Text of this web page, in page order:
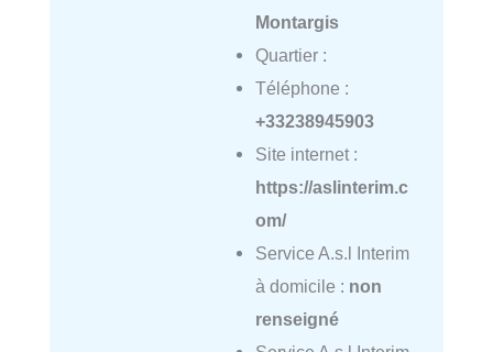
Montargis
Quartier :
Téléphone :
+33238945903
Site internet :
https://aslinterim.c
om/
Service A.s.l Interim
à domicile : non
renseigné